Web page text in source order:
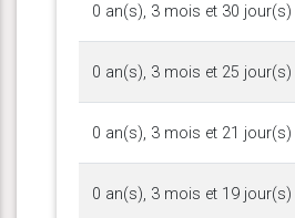
0 an(s), 3 mois et 30 jour(s)
0 an(s), 3 mois et 25 jour(s)
0 an(s), 3 mois et 21 jour(s)
0 an(s), 3 mois et 19 jour(s)